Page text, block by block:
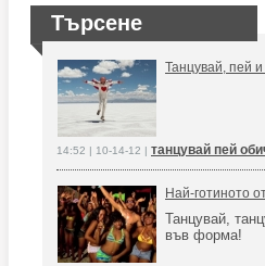
Търсене
Танцувай, пей
14:52 | 10-14-12 | танцувай пей
Най-готиното
Танцувай,
във форма!